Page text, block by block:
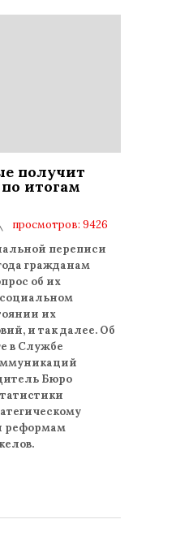
получит
итогам
просмотров: 9426
переписи
гражданам
об их
их
и так далее. Об
в Службе
Бюро
реформам